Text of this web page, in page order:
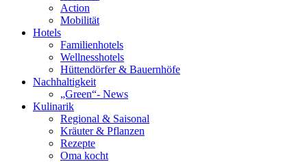
Action
Mobilität
Hotels
Familienhotels
Wellnesshotels
Hüttendörfer & Bauernhöfe
Nachhaltigkeit
„Green“- News
Kulinarik
Regional & Saisonal
Kräuter & Pflanzen
Rezepte
Oma kocht